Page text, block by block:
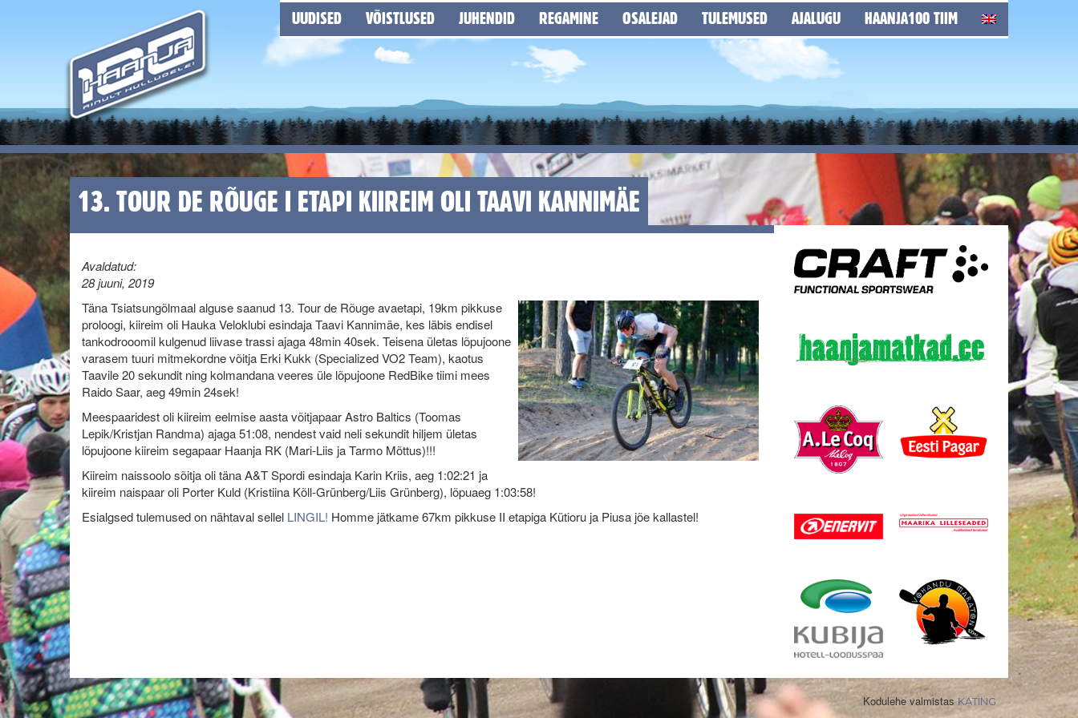
UUDISED VÕISTLUSED JUHENDID REGAMINE OSALEJAD TULEMUSED AJALUGU HAANJA100 TIIM
13. TOUR DE RÕUGE I ETAPI KIIREIM OLI TAAVI KANNIMÄE
Avaldatud:
28 juuni, 2019
Täna Tsiatsungõlmaal alguse saanud 13. Tour de Rõuge avaetapi, 19km pikkuse
proloogi, kiireim oli Hauka Veloklubi esindaja Taavi Kannimäe, kes läbis endisel
tankodrooomil kulgenud liivase trassi ajaga 48min 40sek. Teisena ületas lõpujoone
varasem tuuri mitmekordne võitja Erki Kukk (Specialized VO2 Team), kaotus
Taavile 20 sekundit ning kolmandana veeres üle lõpujoone RedBike tiimi mees
Raido Saar, aeg 49min 24sek!
Meespaaridest oli kiireim eelmise aasta võitjapaar Astro Baltics (Toomas
Lepik/Kristjan Randma) ajaga 51:08, nendest vaid neli sekundit hiljem ületas
lõpujoone kiireim segapaar Haanja RK (Mari-Liis ja Tarmo Mõttus)!!!
Kiireim naissoolo sõitja oli täna A&T Spordi esindaja Karin Kriis, aeg 1:02:21 ja
kiireim naispaar oli Porter Kuld (Kristiina Kõll-Grünberg/Liis Grünberg), lõpuaeg 1:03:58!
Esialgsed tulemused on nähtaval sellel LINGIL! Homme jätkame 67km pikkuse II etapiga Kütioru ja Piusa jõe kallastel!
Kodulehe valmistasKATING